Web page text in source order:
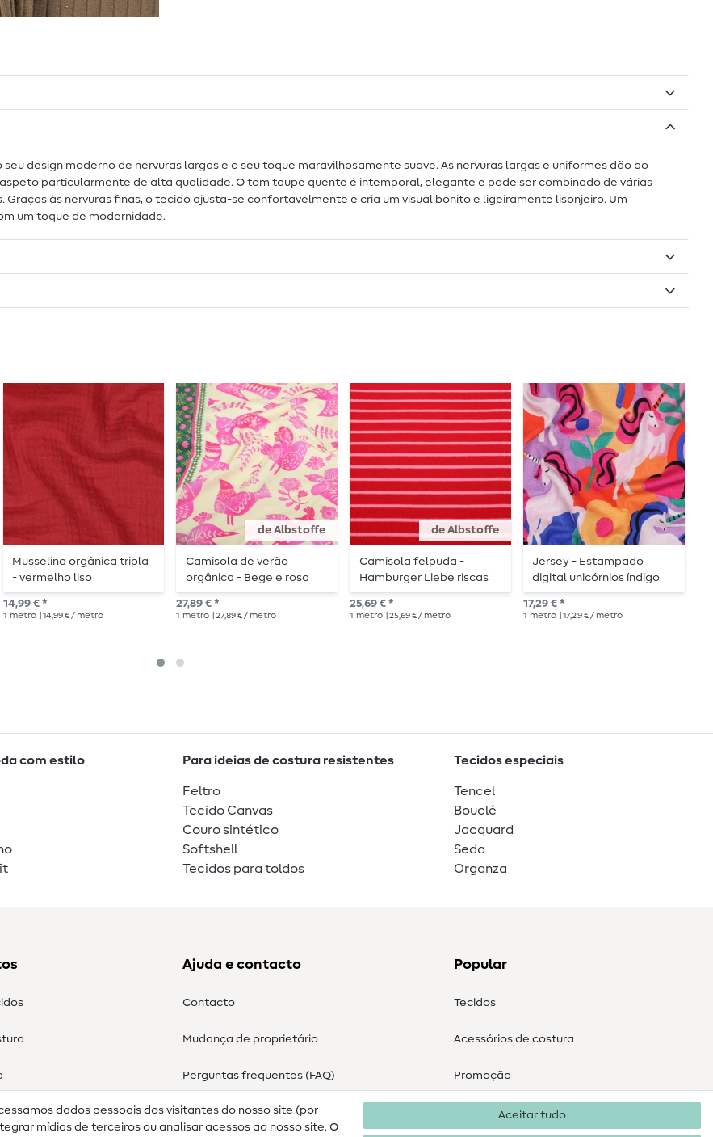
design moderno de nervuras largas e o seu toque maravilhosamente suave. As nervuras largas e uniformes dão ao
particularmente de alta qualidade. O tom taupe quente é intemporal, elegante e pode ser combinado de várias
às nervuras finas, o tecido ajusta-se confortavelmente e cria um visual bonito e ligeiramente lisonjeiro. Um
um toque de modernidade.
Musselina orgânica tripla
- vermelho liso
14,99 € *
1 metro | 14,99 € / metro
de Albstoffe
Camisola de verão
orgânica - Bege e rosa
27,89 € *
1 metro | 27,89 € / metro
de Albstoffe
Camisola felpuda -
Hamburger Liebe riscas
vermelho rosa
25,69 € *
1 metro | 25,69 € / metro
Jersey - Estampado
digital unicórnios índigo
17,29 € *
1 metro | 17,29 € / metro
com estilo Para ideias de costura resistentes
Feltro
Tecido Canvas
Couro sintético
Softshell
Tecidos para toldos
Tecidos especiais
Tencel
Bouclé
Jacquard
Seda
Organza
Ajuda e contacto
Contacto
Mudança de proprietário
Perguntas frequentes (FAQ)
Direito de cancelamento
Popular
Tecidos
Acessórios de costura
Promoção
dados pessoais dos visitantes do nosso site (por
mídias de terceiros ou analisar acessos ao nosso site. O
Aceitar tudo